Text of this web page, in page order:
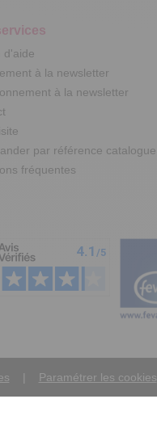
d'aide
à la newsletter
à la newsletter
par référence catalogue
fréquentes
Paramétrer les cookies